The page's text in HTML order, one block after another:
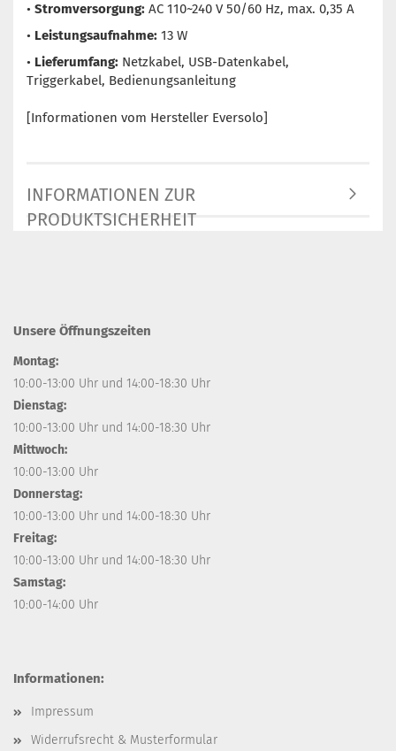
• Stromversorgung: AC 110~240 V 50/60 Hz, max. 0,35 A
• Leistungsaufnahme: 13 W
• Lieferumfang: Netzkabel, USB-Datenkabel,
Triggerkabel, Bedienungsanleitung
[Informationen vom Hersteller Eversolo]
INFORMATIONEN ZUR
PRODUKTSICHERHEIT
Unsere Öffnungszeiten
Montag:
10:00-13:00 Uhr und 14:00-18:30 Uhr
Dienstag:
10:00-13:00 Uhr und 14:00-18:30 Uhr
Mittwoch:
10:00-13:00 Uhr
Donnerstag:
10:00-13:00 Uhr und 14:00-18:30 Uhr
Freitag:
10:00-13:00 Uhr und 14:00-18:30 Uhr
Samstag:
10:00-14:00 Uhr
Informationen:
Impressum
Widerrufsrecht & Musterformular